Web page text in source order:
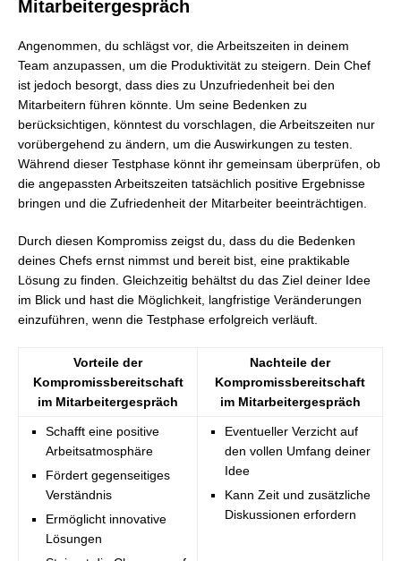
Mitarbeitergespräch
Angenommen, du schlägst vor, die Arbeitszeiten in deinem
Team anzupassen, um die Produktivität zu steigern. Dein Chef
ist jedoch besorgt, dass dies zu Unzufriedenheit bei den
Mitarbeitern führen könnte. Um seine Bedenken zu
berücksichtigen, könntest du vorschlagen, die Arbeitszeiten nur
vorübergehend zu ändern, um die Auswirkungen zu testen.
Während dieser Testphase könnt ihr gemeinsam überprüfen, ob
die angepassten Arbeitszeiten tatsächlich positive Ergebnisse
bringen und die Zufriedenheit der Mitarbeiter beeinträchtigen.
Durch diesen Kompromiss zeigst du, dass du die Bedenken
deines Chefs ernst nimmst und bereit bist, eine praktikable
Lösung zu finden. Gleichzeitig behältst du das Ziel deiner Idee
im Blick und hast die Möglichkeit, langfristige Veränderungen
einzuführen, wenn die Testphase erfolgreich verläuft.
Vorteile der
Kompromissbereitschaft
im Mitarbeitergespräch
Nachteile der
Kompromissbereitschaft
im Mitarbeitergespräch
Schafft eine positive
Arbeitsatmosphäre
Fördert gegenseitiges
Verständnis
Ermöglicht innovative
Lösungen
Eventueller Verzicht auf
den vollen Umfang deiner
Idee
Kann Zeit und zusätzliche
Diskussionen erfordern